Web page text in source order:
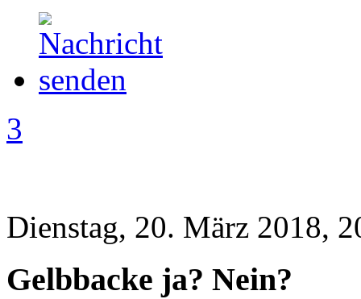
3
Dienstag, 20. März 2018,
Gelbbacke ja? Nein?